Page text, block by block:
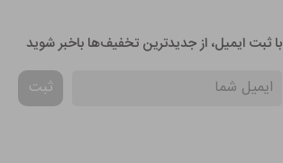
با ثبت ایمیل، از جدید‌ترین تخفیف‌ها با‌خبر شوید
ثبت